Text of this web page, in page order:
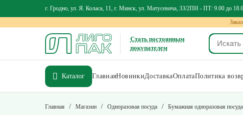
г. Гродно, ул. Я. Коласа, 11, г. Минск, ул. Матусевича, 33/2ПН - ПТ: 9.00 до
Стать постоянным
покупателем
Каталог ГлавнаяНовинкиДоставкаОплатаПолитика
Главная / Магазин / Одноразовая посуда / Бумажная одноразовая посуда